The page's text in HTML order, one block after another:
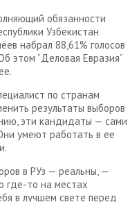
обязанности
Узбекистан
набрал 88,61% голосов
этом “Деловая Евразия”
по странам
результаты выборов
эти кандидаты — сами
умеют работать в ее
в РУз — реальны, —
где-то на местах
в лучшем свете перед